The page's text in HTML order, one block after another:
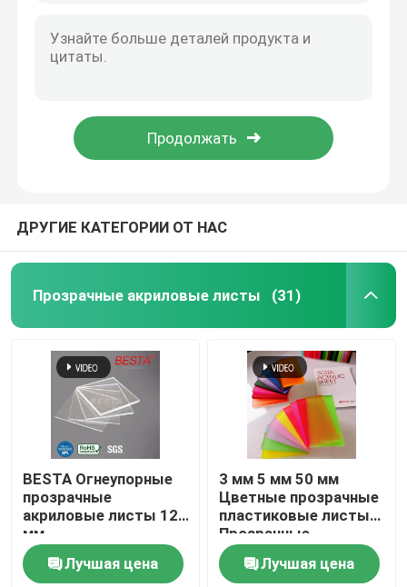
Акриловый диффузерный лист
Двухслойный акриловый лист
Пузырьковый акриловый лист
Прозрачные акриловые спицы
Твердая акриловая сфера
Зеркальные акриловые листы
Декоративные акриловые листы
ДРУГИЕ КАТЕГОРИИ ОТ НАС
Прозрачные акриловые листы (31)
BESTA Огнеупорные
прозрачные
акриловые листы 12
мм
Лучшая цена
3 мм 5 мм 50 мм
Цветные прозрачные
пластиковые листы
Прозрачные
акриловые стеновые
панелиЛучшая цена